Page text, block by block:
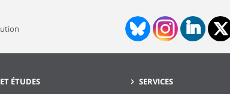
ÉTUDES SERVICES